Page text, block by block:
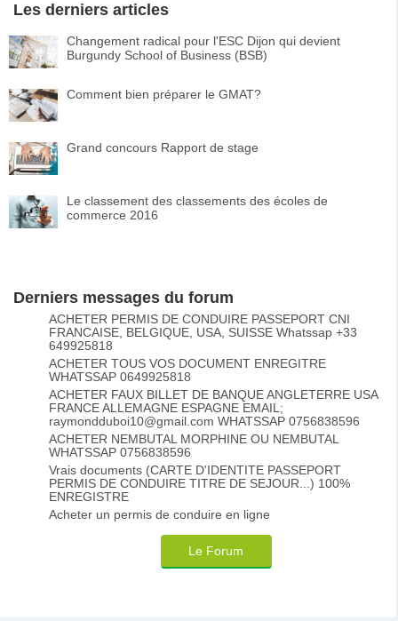
Les derniers articles
Changement radical pour l'ESC Dijon qui devient
Burgundy School of Business (BSB)
Comment bien préparer le GMAT?
Grand concours Rapport de stage
Le classement des classements des écoles de
commerce 2016
Derniers messages du forum
ACHETER PERMIS DE CONDUIRE PASSEPORT CNI
FRANCAISE, BELGIQUE, USA, SUISSE Whatssap +33
649925818
ACHETER TOUS VOS DOCUMENT ENREGITRE
WHATSSAP 0649925818
ACHETER FAUX BILLET DE BANQUE ANGLETERRE USA
FRANCE ALLEMAGNE ESPAGNE EMAIL;
raymondduboi10@gmail.com WHATSSAP 0756838596
ACHETER NEMBUTAL MORPHINE OU NEMBUTAL
WHATSSAP 0756838596
Vrais documents (CARTE D'IDENTITE PASSEPORT
PERMIS DE CONDUIRE TITRE DE SEJOUR...) 100%
ENREGISTRE
Acheter un permis de conduire en ligne
Le Forum